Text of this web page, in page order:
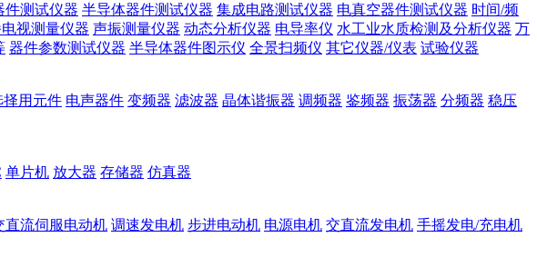
件测试仪器 半导体器件测试仪器 集成电路测试仪器 电真空器件测试仪器 时间/频
电视测量仪器 声振测量仪器 动态分析仪器 电导率仪 水工业水质检测及分析仪器 万
器件参数测试仪器 半导体器件图示仪 全景扫频仪 其它仪器/仪表 试验仪器
择用元件 电声器件 变频器 滤波器 晶体谐振器 调频器 鉴频器 振荡器 分频器 稳压
单片机 放大器 存储器 仿真器
直流伺服电动机 调速发电机 步进电动机 电源电机 交直流发电机 手摇发电/充电机